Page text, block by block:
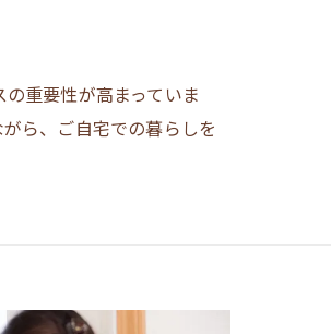
重要性が高まっていま
ら、ご自宅での暮らしを